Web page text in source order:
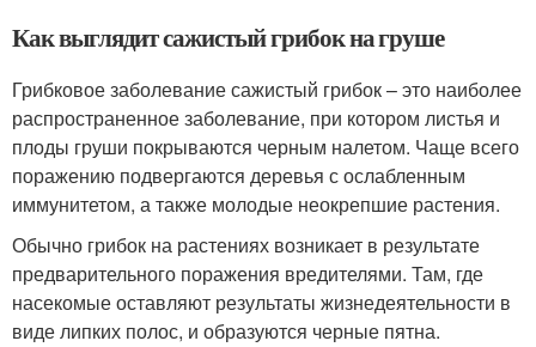
Как выглядит сажистый грибок на груше
Грибковое заболевание сажистый грибок – это наиболее
распространенное заболевание, при котором листья и
плоды груши покрываются черным налетом. Чаще всего
поражению подвергаются деревья с ослабленным
иммунитетом, а также молодые неокрепшие растения.
Обычно грибок на растениях возникает в результате
предварительного поражения вредителями. Там, где
насекомые оставляют результаты жизнедеятельности в
виде липких полос, и образуются черные пятна.